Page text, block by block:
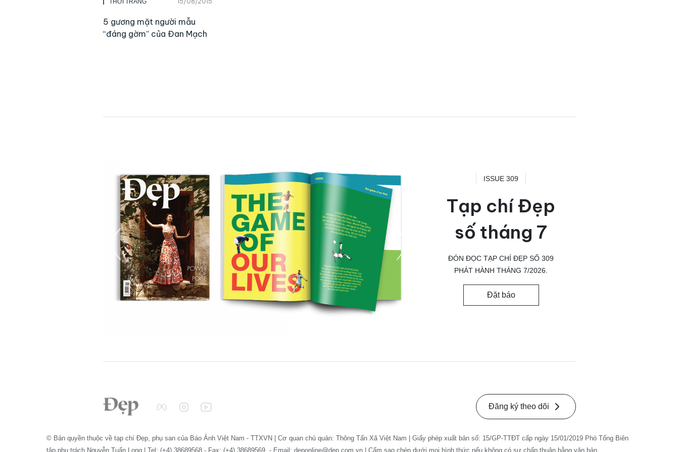
5 gương mặt người mẫu
“đáng gờm” của Đan Mạch
ISSUE 309
Tạp chí Đẹp
số tháng 7
ĐÓN ĐỌC TẠP CHÍ ĐẸP SỐ 309
PHÁT HÀNH THÁNG 7/2026.
Đặt báo
Đăng ký theo dõi
© Bản quyền thuộc về tạp chí Đẹp, phụ san của Báo Ảnh Việt Nam - TTXVN | Cơ quan chủ quản: Thông Tấn Xã Việt Nam | Giấy phép xuất bản số: 15/GP-TTĐT cấp ngày 15/01/2019 Phó Tổng Biên
tập phụ trách Nguyễn Tuấn Long | Tel: (+4) 38689568 - Fax: (+4) 38689569. - Email: deponline@dep.com.vn | Cấm sao chép dưới mọi hình thức nếu không có sự chấp thuận bằng văn bản